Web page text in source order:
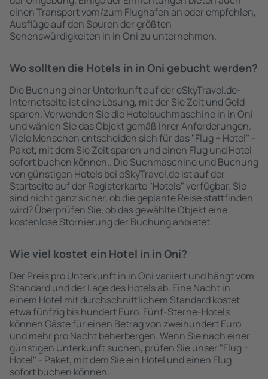
einen Transport vom/zum Flughafen an oder empfehlen,
Ausflüge auf den Spuren der größten
Sehenswürdigkeiten in in Oni zu unternehmen.
Wo sollten die Hotels in in Oni gebucht werden?
Die Buchung einer Unterkunft auf der eSkyTravel.de-
Internetseite ist eine Lösung, mit der Sie Zeit und Geld
sparen. Verwenden Sie die Hotelsuchmaschine in in Oni
und wählen Sie das Objekt gemäß Ihrer Anforderungen.
Viele Menschen entscheiden sich für das "Flug + Hotel" -
Paket, mit dem Sie Zeit sparen und einen Flug und Hotel
sofort buchen können.. Die Suchmaschine und Buchung
von günstigen Hotels bei eSkyTravel.de ist auf der
Startseite auf der Registerkarte "Hotels" verfügbar. Sie
sind nicht ganz sicher, ob die geplante Reise stattfinden
wird? Überprüfen Sie, ob das gewählte Objekt eine
kostenlose Stornierung der Buchung anbietet.
Wie viel kostet ein Hotel in in Oni?
Der Preis pro Unterkunft in in Oni variiert und hängt vom
Standard und der Lage des Hotels ab. Eine Nacht in
einem Hotel mit durchschnittlichem Standard kostet
etwa fünfzig bis hundert Euro. Fünf-Sterne-Hotels
können Gäste für einen Betrag von zweihundert Euro
und mehr pro Nacht beherbergen. Wenn Sie nach einer
günstigen Unterkunft suchen, prüfen Sie unser "Flug +
Hotel" - Paket, mit dem Sie ein Hotel und einen Flug
sofort buchen können.